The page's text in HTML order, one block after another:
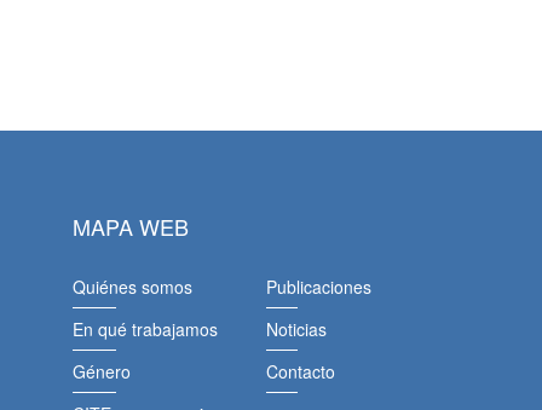
MAPA WEB
Quiénes somos
En qué trabajamos
Género
Publicaciones
Noticias
Contacto